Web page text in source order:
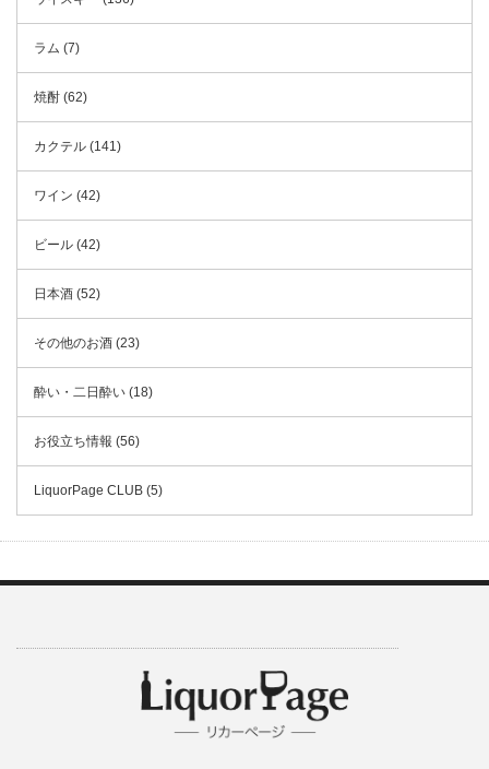
ラム (7)
焼酎 (62)
カクテル (141)
ワイン (42)
ビール (42)
日本酒 (52)
その他のお酒 (23)
酔い・二日酔い (18)
お役立ち情報 (56)
LiquorPage CLUB (5)